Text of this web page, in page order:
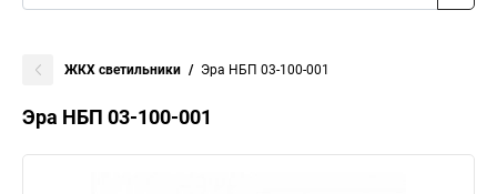
ЖКХ светильники Эра НБП 03-100-001
Эра НБП 03-100-001